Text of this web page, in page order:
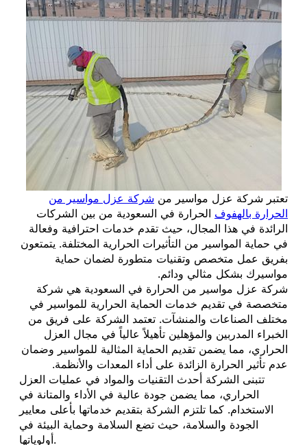
تعتبر شركة عزل مواسير من شركة عزل مواسير من
الحرارة بالهفوف الحرارة في السعودية من بين الشركات
الرائدة في هذا المجال، حيث تقدم خدمات احترافية وفعالة
في حماية المواسير من التأثيرات الحرارية المختلفة. يتمتعون
بفريق عمل متخصص وتقنيات متطورة لضمان حماية
مواسيرك بشكل مثالي ودائم.
شركة عزل مواسير من الحرارة في السعودية هي شركة
متخصصة في تقديم خدمات الحماية الحرارية للمواسير في
مختلف الصناعات والمنشآت. تعتمد الشركة على فريق من
الخبراء المدربين والمؤهلين تأهيلاً عالياً في مجال العزل
الحراري، مما يضمن تقديم الحماية المثالية للمواسير وضمان
عدم تأثير الحرارة الزائدة على أداء المعدات والأنظمة.
تتبنى الشركة أحدث التقنيات والمواد في عمليات العزل
الحراري، مما يضمن جودة عالية في الأداء والمتانة في
الاستخدام. كما تلتزم الشركة بتقديم خدماتها بأعلى معايير
الجودة والسلامة، حيث تضع السلامة وحماية البيئة في
أولوياتها.